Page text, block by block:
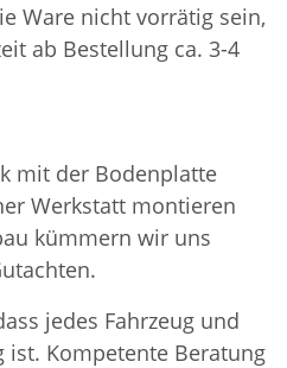
Ware nicht vorrätig sein,
ab Bestellung ca. 3-4
mit der Bodenplatte
Werkstatt montieren
kümmern wir uns
jedes Fahrzeug und
ist. Kompetente Beratung